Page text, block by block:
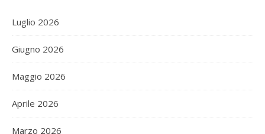
Luglio 2026
Giugno 2026
Maggio 2026
Aprile 2026
Marzo 2026